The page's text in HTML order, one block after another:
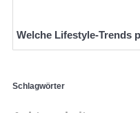
Welche Lifestyle-Trends
Schlagwörter